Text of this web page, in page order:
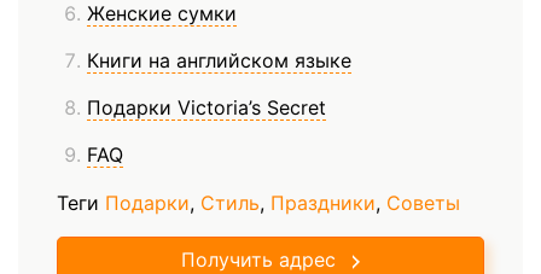
Женские сумки
Книги на английском языке
Подарки Victoria’s Secret
FAQ
Теги Подарки, Стиль, Праздники, Советы
Получить адрес